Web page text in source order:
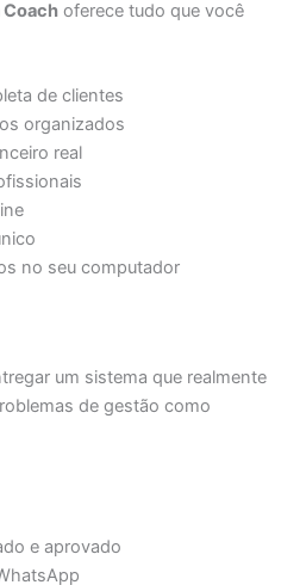
Coach oferece tudo que você
de clientes
organizados
real
no seu computador
um sistema que realmente
de gestão como
e aprovado